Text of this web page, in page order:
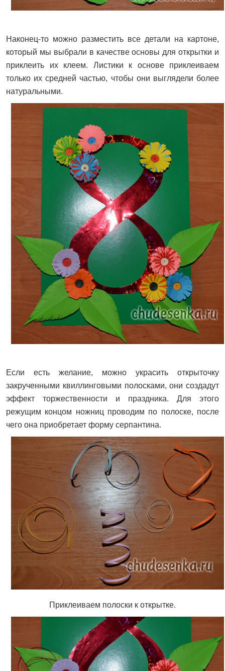
Наконец-то можно разместить все детали на картоне,
который мы выбрали в качестве основы для открытки и
приклеить их клеем. Листики к основе приклеиваем
только их средней частью, чтобы они выглядели более
натуральными.
Если есть желание, можно украсить открыточку
закрученными квиллинговыми полосками, они создадут
эффект торжественности и праздника. Для этого
режущим концом ножниц проводим по полоске, после
чего она приобретает форму серпантина.
Приклеиваем полоски к открытке.